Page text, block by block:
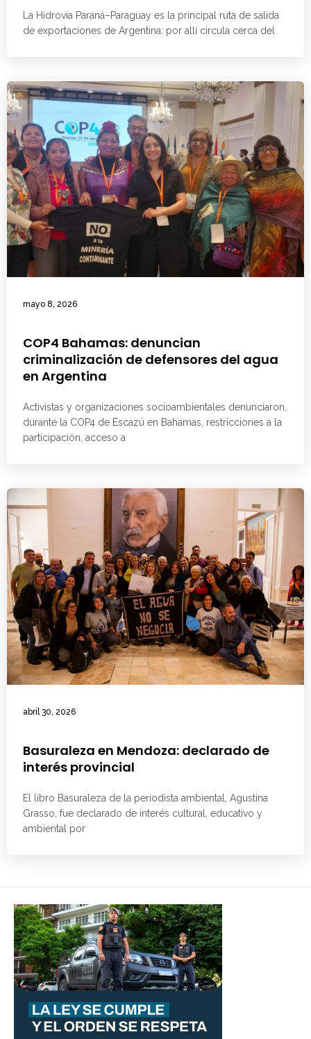
La Hidrovía Paraná–Paraguay es la principal ruta de salida
de exportaciones de Argentina: por allí circula cerca del
mayo 8, 2026
COP4 Bahamas: denuncian
criminalización de defensores del agua
en Argentina
Activistas y organizaciones socioambientales denunciaron,
durante la COP4 de Escazú en Bahamas, restricciones a la
participación, acceso a
abril 30, 2026
Basuraleza en Mendoza: declarado de
interés provincial
El libro Basuraleza de la periodista ambiental, Agustina
Grasso, fue declarado de interés cultural, educativo y
ambiental por